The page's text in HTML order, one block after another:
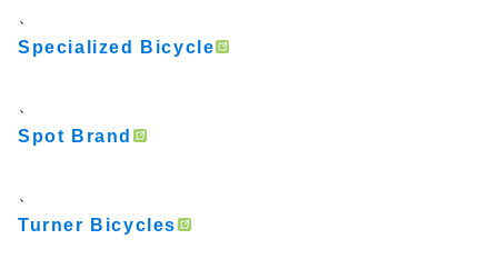
Specialized Bicycle
Spot Brand
Turner Bicycles